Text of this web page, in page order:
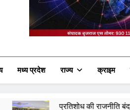
Yug
मध्य प्रदेश राज्य क्राइम
की राजनीति बंद करे भाजपा सरकार,